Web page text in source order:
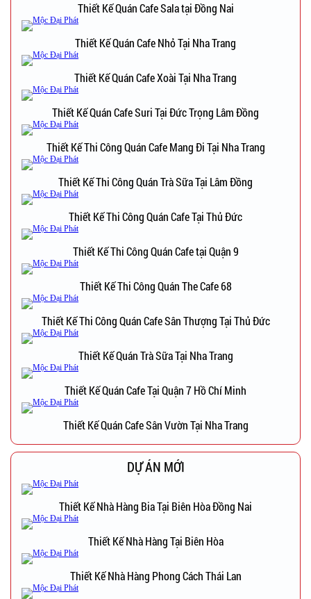
Thiết Kế Quán Cafe Sala tại Đồng Nai
Thiết Kế Quán Cafe Nhỏ Tại Nha Trang
Thiết Kế Quán Cafe Xoài Tại Nha Trang
Thiết Kế Quán Cafe Suri Tại Đức Trọng Lâm Đồng
Thiết Kế Thi Công Quán Cafe Mang Đi Tại Nha Trang
Thiết Kế Thi Công Quán Trà Sữa Tại Lâm Đồng
Thiết Kế Thi Công Quán Cafe Tại Thủ Đức
Thiết Kế Thi Công Quán Cafe tại Quận 9
Thiết Kế Thi Công Quán The Cafe 68
Thiết Kế Thi Công Quán Cafe Sân Thượng Tại Thủ Đức
Thiết Kế Quán Trà Sữa Tại Nha Trang
Thiết Kế Quán Cafe Tại Quận 7 Hồ Chí Minh
Thiết Kế Quán Cafe Sân Vườn Tại Nha Trang
DỰ ÁN MỚI
Thiết Kế Nhà Hàng Bia Tại Biên Hòa Đồng Nai
Thiết Kế Nhà Hàng Tại Biên Hòa
Thiết Kế Nhà Hàng Phong Cách Thái Lan